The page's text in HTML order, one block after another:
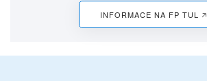
INFORMACE NA FP TUL 🡥